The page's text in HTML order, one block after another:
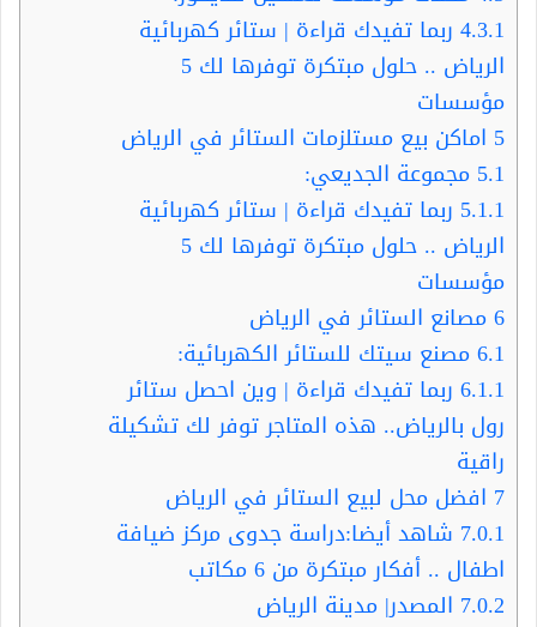
4.3.1 ربما تفيدك قراءة | ستائر كهربائية
الرياض .. حلول مبتكرة توفرها لك 5
مؤسسات
5 اماكن بيع مستلزمات الستائر في الرياض
5.1 مجموعة الجديعي:
5.1.1 ربما تفيدك قراءة | ستائر كهربائية
الرياض .. حلول مبتكرة توفرها لك 5
مؤسسات
6مصانع الستائر في الرياض
6.1مصنع سيتك للستائر الكهربائية:
6.1.1 ربما تفيدك قراءة | وين احصل ستائر
رول بالرياض.. هذه المتاجر توفر لك تشكيلة
راقية
7 افضل محل لبيع الستائر في الرياض
7.0.1 شاهد أيضا:دراسة جدوى مركز ضيافة
اطفال .. أفكار مبتكرة من 6 مكاتب
7.0.2 المصدر| مدينة الرياض